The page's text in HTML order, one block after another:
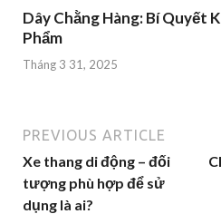
Dây Chằng Hàng: Bí Quyết
Phẩm
Tháng 3 31, 2025
PREVIOUS ARTICLE
Xe thang di động – đối
tượng phù hợp để sử
dụng là ai?